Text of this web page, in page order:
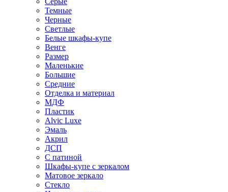
Темные
Черные
Светлые
Белые шкафы-купе
Венге
Размер
Маленькие
Большие
Средние
Отделка и материал
МДФ
Пластик
Alvic Luxe
Эмаль
Акрил
ДСП
С патиной
Шкафы-купе с зеркалом
Матовое зеркало
Стекло